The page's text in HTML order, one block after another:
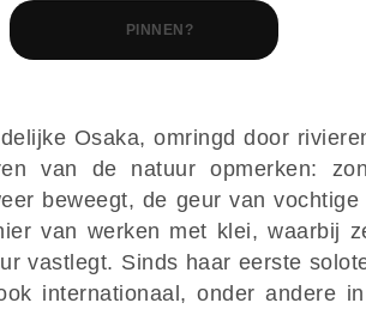
PINNEN?
Osaka, omringd door
van de natuur opmerken:
beweegt, de geur van
van werken met klei, waarbij
vastlegt. Sinds haar eerste
internationaal, onder andere